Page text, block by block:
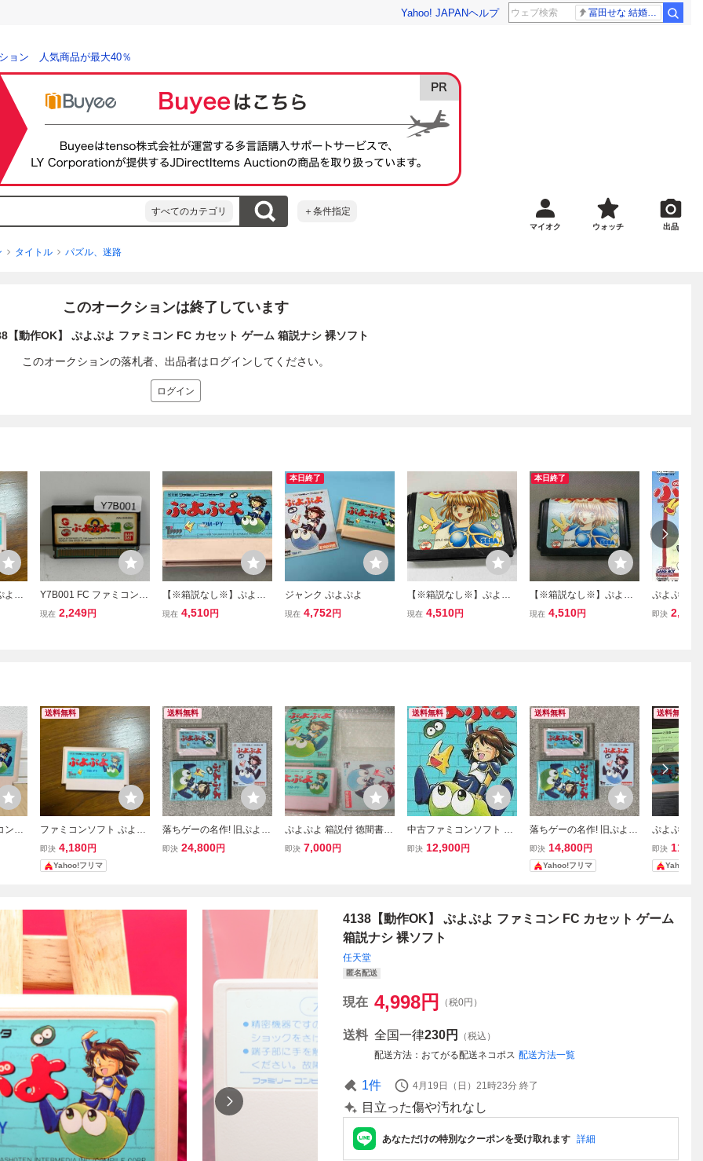
Yahoo! JAPANヘルプ 冨田せな 結婚発表
ョン 人気商品が最大40％
すべてのカテゴリ ＋条件指定
マイオク ウォッチ 出品
タイトル パズル、迷路
このオークションは終了しています
【動作OK】 ぷよぷよ ファミコン FC カセット ゲーム 箱説ナシ 裸ソフト
このオークションの落札者、出品者はログインしてください。
ログイン
よぷ
Y7B001 FC ファミコン
ぷよぷよ 通 2 愛知 3cmサ
現在 2,249円
【※箱説なし※】ぷよぷ
よ
現在 4,510円
本日終了
ジャンク ぷよぷよ
現在 4,752円
【※箱説なし※】ぷよぷ
よ
現在 4,510円
本日終了
【※箱説なし※】ぷよぷ
よ
現在 4,510円
ぷよぷよ
ムボーイ
即決 2,178
ン
送料無料
ファミコンソフト ぷよぷ
よ
即決 4,180円
Yahoo!フリマ
送料無料
落ちゲーの名作! 旧ぷよ
動作確認済 良品〜美品 激
即決 24,800円
ぷよぷよ 箱説付 徳間書店
インターメディア TOKU
即決 7,000円
送料無料
中古ファミコンソフト ぷ
よぷよ
即決 12,900円
送料無料
落ちゲーの名作! 旧ぷよ
動作確認済 良品〜美品 激
レア ぷよぷよ 箱説付き
即決 14,800円
Yahoo!フリマ
送料無料
ぷよぷよ
説明書・ハ
即決
Yahoo!フ
4138【動作OK】 ぷよぷよ ファミコン FC カセット ゲーム
箱説ナシ 裸ソフト
任天堂
匿名配送
現在 4,998円 （税0円）
送料 全国一律230円
（税込）
配送方法
おてがる配送ネコポス 配送方法一覧
1件 4月19日（日）21時23分 終了
目立った傷や汚れなし
あなただけの特別なクーポンを受け取れます 詳細